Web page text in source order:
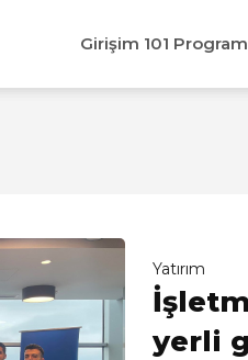
Girişim 101
Yatırım
yerli